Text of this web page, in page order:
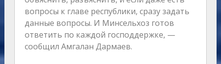
вопросы к главе республики, сразу задать
данные вопросы. И Минсельхоз готов
ответить по каждой господдержке, —
сообщил Амгалан Дармаев.